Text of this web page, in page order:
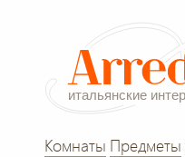
Комнаты Предметы